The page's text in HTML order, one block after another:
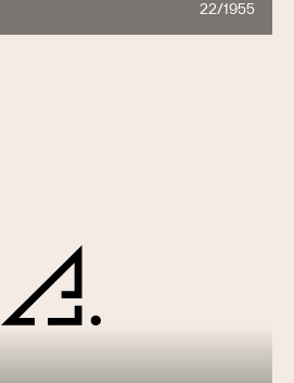
22/1955